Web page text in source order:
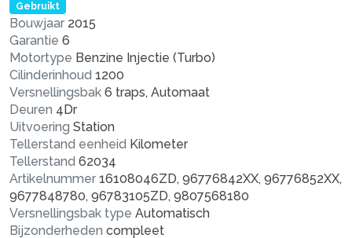
Gebruikt
Bouwjaar 2015
Garantie 6
Motortype Benzine Injectie (Turbo)
Cilinderinhoud 1200
Versnellingsbak 6 traps, Automaat
Deuren 4Dr
Uitvoering Station
Tellerstand eenheid Kilometer
Tellerstand 62034
Artikelnummer 16108046ZD, 96776842XX, 96776852XX,
9677848780, 96783105ZD, 9807568180
Versnellingsbak type Automatisch
Bijzonderheden compleet